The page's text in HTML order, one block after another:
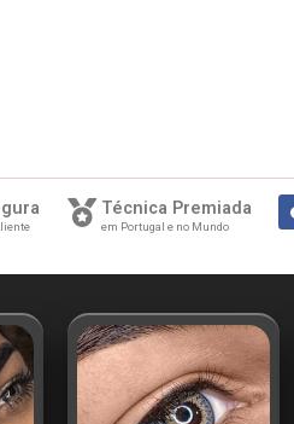
Técnica Premiada
em Portugal e no Mundo